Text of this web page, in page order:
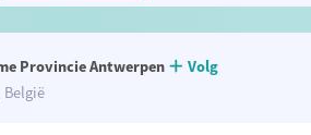
Provincie Antwerpen
Volg
België